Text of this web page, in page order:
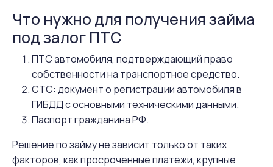
Что нужно для получения займа
под залог ПТС
ПТС автомобиля, подтверждающий право
собственности на транспортное средство.
СТС: документ о регистрации автомобиля в
ГИБДД с основными техническими данными.
Паспорт гражданина РФ.
Решение по займу не зависит только от таких
факторов, как просроченные платежи, крупные